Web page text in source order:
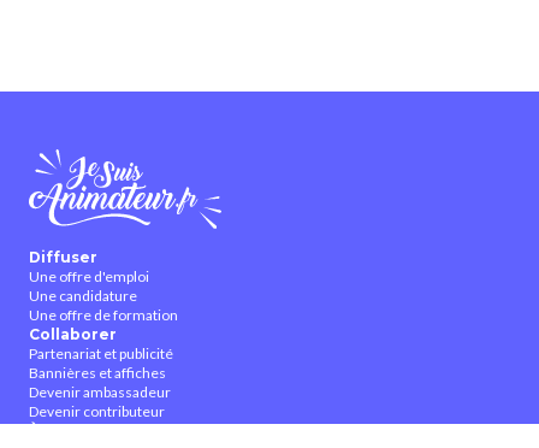
Diffuser
Une offre d'emploi
Une candidature
Une offre de formation
Collaborer
Partenariat et publicité
Bannières et affiches
Devenir ambassadeur
Devenir contributeur
À propos